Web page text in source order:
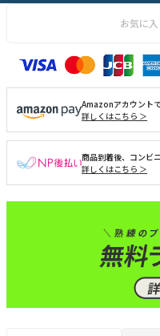
お気に
Amazonアカウント
詳しくはこちら ＞
商品到着後、コンビ
詳しくはこちら ＞